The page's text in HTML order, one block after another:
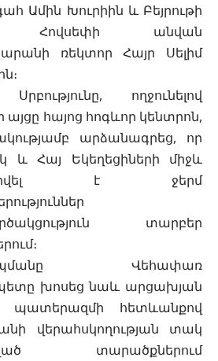
Ամին Խուրիին և Բեյրութի
Հովսեփի անվան
ռեկտոր Հայր Սելիմ
ողջունելով
այցը հայոց հոգևոր կենտրոն,
արձանագրեց, որ
և Հայ Եկեղեցիների միջև
է ջերմ
տարբեր
Վեհափառ
խոսեց նաև արցախյան
պատերազմի հետևանքով
վերահսկողության տակ
տարածքներում